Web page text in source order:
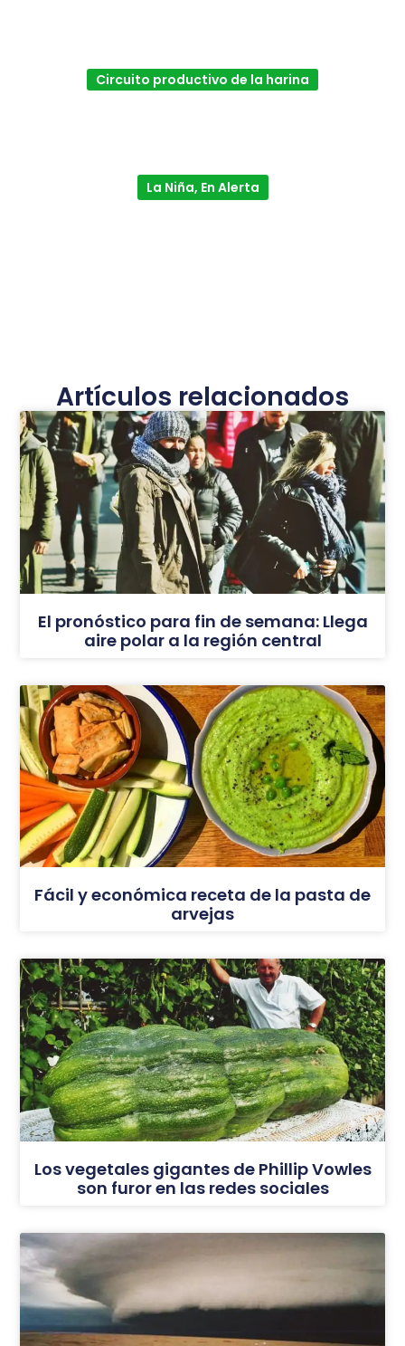
Circuito productivo de la harina
La Niña, En Alerta
Artículos relacionados
El pronóstico para fin de semana: Llega
aire polar a la región central
Fácil y económica receta de la pasta de
arvejas
Los vegetales gigantes de Phillip Vowles
son furor en las redes sociales